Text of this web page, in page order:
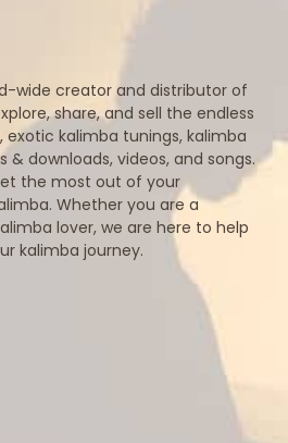
wide creator and distributor of
share, and sell the endless
exotic kalimba tunings, kalimba
& downloads, videos, and songs.
the most out of your
Whether you are a
lover, we are here to help
kalimba journey.